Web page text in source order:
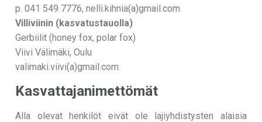
p. 041 549 7776, nelli.kihnia(a)gmail.com
Villiviinin (kasvatustauolla)
Gerbiilit (honey fox, polar fox)
Viivi Välimäki, Oulu
valimaki.viivi(a)gmail.com
Kasvattajanimettömät
Alla olevat henkilöt eivät ole lajiyhdistysten alaisia